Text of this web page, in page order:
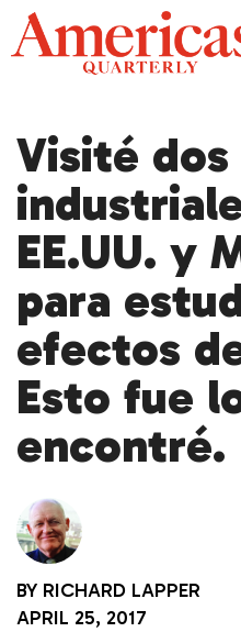
Skip
to
content
Visité dos
EE.UU. y
para
efectos
Esto fue
encontré.
BY RICHARD LAPPER
APRIL 25, 2017